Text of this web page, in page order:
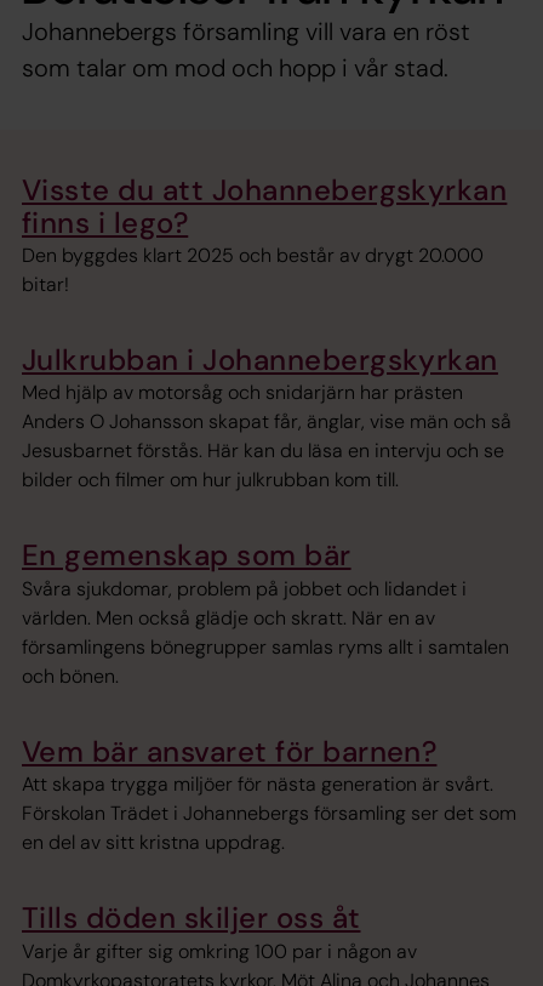
Johannebergs församling vill vara en röst
som talar om mod och hopp i vår stad.
Visste du att Johannebergskyrkan
finns i lego?
Den byggdes klart 2025 och består av drygt 20.000
bitar!
Julkrubban i Johannebergskyrkan
Med hjälp av motorsåg och snidarjärn har prästen
Anders O Johansson skapat får, änglar, vise män och så
Jesusbarnet förstås. Här kan du läsa en intervju och se
bilder och filmer om hur julkrubban kom till.
En gemenskap som bär
Svåra sjukdomar, problem på jobbet och lidandet i
världen. Men också glädje och skratt. När en av
församlingens bönegrupper samlas ryms allt i samtalen
och bönen.
Vem bär ansvaret för barnen?
Att skapa trygga miljöer för nästa generation är svårt.
Förskolan Trädet i Johannebergs församling ser det som
en del av sitt kristna uppdrag.
Tills döden skiljer oss åt
Varje år gifter sig omkring 100 par i någon av
Domkyrkopastoratets kyrkor. Möt Alina och Johannes